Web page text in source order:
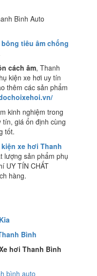
Bình Auto
tiêu âm chống
cách âm, Thanh
kiện xe hơi uy tín
thêm các sản phẩm
kinh nghiệm trong
tín, giá ổn định cùng
tốt.
kiện xe hơi Thanh
lượng sản phẩm phụ
UY TÍN CHẤT
hàng.
Bình
hơi Thanh Bình
bình auto